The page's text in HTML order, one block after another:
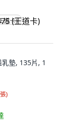
道卡)
墊, 135片, 1
)